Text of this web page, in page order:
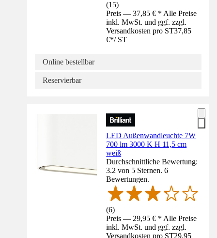
(15)
Preis — 37,85 € * Alle Preise
inkl. MwSt. und ggf. zzgl.
Versandkosten pro ST37,85
€*/ ST
Online bestellbar
Reservierbar
LED Außenwandleuchte 7W
700 lm 3000 K H 11,5 cm
weiß
Durchschnittliche Bewertung:
3.2 von 5 Sternen. 6
Bewertungen.
(6)
Preis — 29,95 € * Alle Preise
inkl. MwSt. und ggf. zzgl.
Versandkosten pro ST29,95